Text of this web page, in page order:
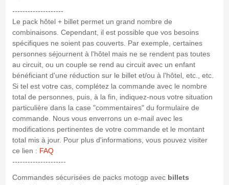
--------------------
Le pack hôtel + billet permet un grand nombre de
combinaisons. Cependant, il est possible que vos besoins
spécifiques ne soient pas couverts. Par exemple, certaines
personnes séjournent à l'hôtel mais ne se rendent pas toutes
au circuit, ou un couple se rend au circuit avec un enfant
bénéficiant d'une réduction sur le billet et/ou à l'hôtel, etc., etc.
Si tel est votre cas, complétez la commande avec le nombre
total de personnes, puis, à la fin, indiquez-nous votre situation
particulière dans la case "commentaires" du formulaire de
commande. Nous vous enverrons un e-mail avec les
modifications pertinentes de votre commande et le montant
total mis à jour. Pour plus d'informations, vous pouvez visiter
ce lien : FAQ
---------------------
Commandes sécurisées de packs motogp avecbillets